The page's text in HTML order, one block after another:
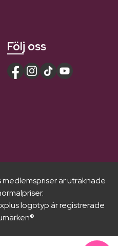
Följ oss
är uträknade
logotyp är registrerade